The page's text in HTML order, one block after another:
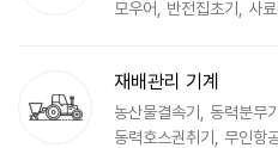
모우어, 반전집초기, 사
재배관리 기계
농산물결속기, 동력분무
동력호스권취기, 무인항